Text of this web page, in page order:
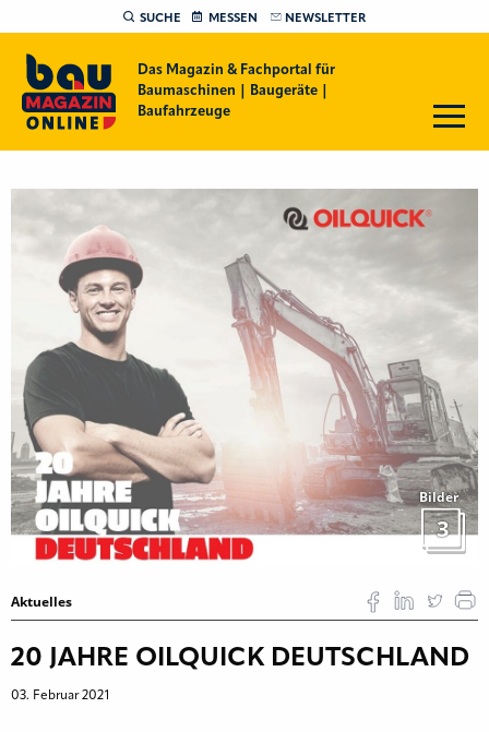
SUCHE MESSEN NEWSLETTER
Das Magazin & Fachportal für
Baumaschinen | Baugeräte |
Baufahrzeuge
Bilder
3
Aktuelles
20 JAHRE OILQUICK DEUTSCHLAND
03. Februar 2021